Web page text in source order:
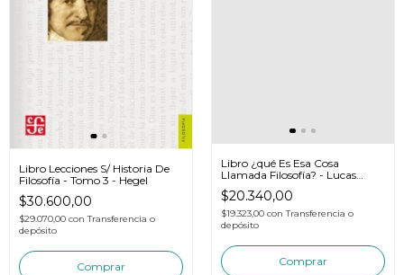
Libro Lecciones S/ Historia De
Filosofía - Tomo 3 - Hegel
$30.600,00
$29.070,00 con Transferencia o
depósito
Libro ¿qué Es Esa Cosa
Llamada Filosofía? - Lucas
Soares
$20.340,00
$19.323,00 con Transferencia o
depósito